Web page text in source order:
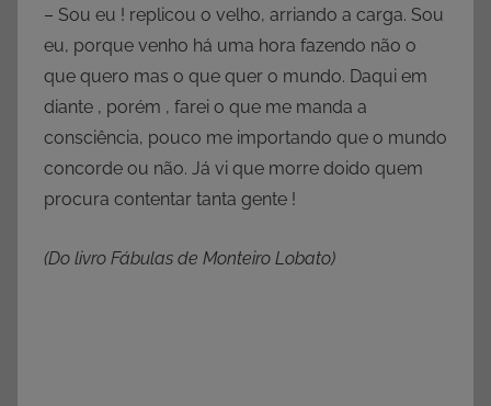
– Sou eu ! replicou o velho, arriando a carga. Sou
eu, porque venho há uma hora fazendo não o
que quero mas o que quer o mundo. Daqui em
diante , porém , farei o que me manda a
consciência, pouco me importando que o mundo
concorde ou não. Já vi que morre doido quem
procura contentar tanta gente !
(Do livro Fábulas de Monteiro Lobato)